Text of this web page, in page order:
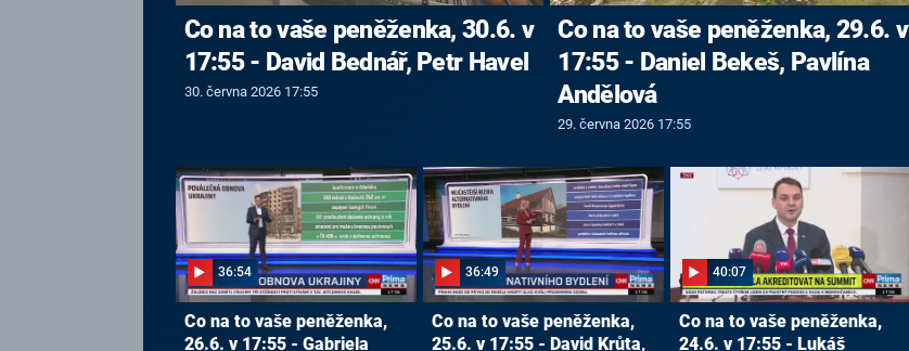
Co na to vaše peněženka, 30.6. v
17:55 - David Bednář, Petr Havel
30. června 2026 17:55
Co na to vaše peněženka, 29.6. v
17:55 - Daniel Bekeš, Pavlína
Andělová
29. června 2026 17:55
36:54
Co na to vaše peněženka,
26.6. v 17:55 - Gabriela
36:49
Co na to vaše peněženka,
25.6. v 17:55 - David Krůta,
40:07
Co na to vaše peněženka,
24.6. v 17:55 - Lukáš